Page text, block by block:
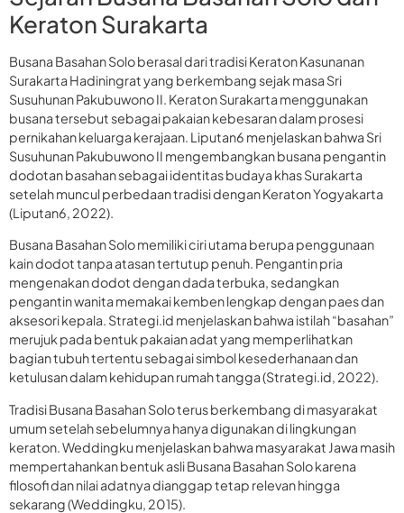
Keraton Surakarta
Busana Basahan Solo berasal dari tradisi Keraton Kasunanan
Surakarta Hadiningrat yang berkembang sejak masa Sri
Susuhunan Pakubuwono II. Keraton Surakarta menggunakan
busana tersebut sebagai pakaian kebesaran dalam prosesi
pernikahan keluarga kerajaan. Liputan6 menjelaskan bahwa Sri
Susuhunan Pakubuwono II mengembangkan busana pengantin
dodotan basahan sebagai identitas budaya khas Surakarta
setelah muncul perbedaan tradisi dengan Keraton Yogyakarta
(Liputan6, 2022).
Busana Basahan Solo memiliki ciri utama berupa penggunaan
kain dodot tanpa atasan tertutup penuh. Pengantin pria
mengenakan dodot dengan dada terbuka, sedangkan
pengantin wanita memakai kemben lengkap dengan paes dan
aksesori kepala. Strategi.id menjelaskan bahwa istilah “basahan”
merujuk pada bentuk pakaian adat yang memperlihatkan
bagian tubuh tertentu sebagai simbol kesederhanaan dan
ketulusan dalam kehidupan rumah tangga (Strategi.id, 2022).
Tradisi Busana Basahan Solo terus berkembang di masyarakat
umum setelah sebelumnya hanya digunakan di lingkungan
keraton. Weddingku menjelaskan bahwa masyarakat Jawa masih
mempertahankan bentuk asli Busana Basahan Solo karena
filosofi dan nilai adatnya dianggap tetap relevan hingga
sekarang (Weddingku, 2015).